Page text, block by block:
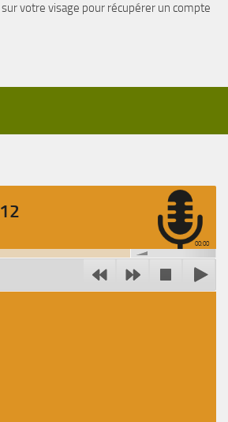
votre visage pour récupérer un compte
00:00